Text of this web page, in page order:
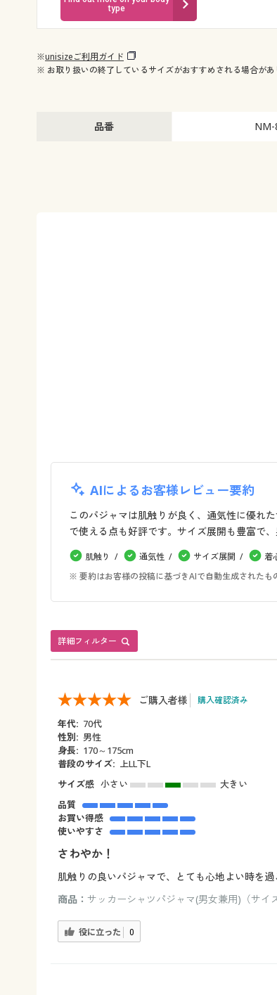
type
※unisizeご利用ガイド
※ お取り扱いの終了しているサイズがおすすめされる場合があ
品番
AIによるお客様レビュー要約
このパジャマは肌触りが良く、通気性に優れ
で使える点も好評です。サイズ展開も豊富で
肌触り 通気性 サイズ展開 着
※ 要約はお客様の投稿に基づきAIで自動生成された
詳細フィルター
ご購入者様 購入確認済み
年代: 70代
性別: 男性
身長: 170～175cm
普段のサイズ: 上LL下L
サイズ感 小さい
大きい
品質
お買い得感
使いやすさ
さわやか！
肌触りの良いパジャマで、とても心地よい時を
商品： サッカーシャツパジャマ(男女兼用)（サイ
役に立った 0